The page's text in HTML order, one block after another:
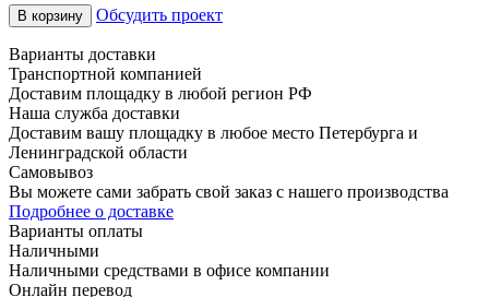
В корзину Обсудить проект
Варианты доставки
Транспортной компанией
Доставим площадку в любой регион РФ
Наша служба доставки
Доставим вашу площадку в любое место Петербурга и
Ленинградской области
Самовывоз
Вы можете сами забрать свой заказ с нашего производства
Подробнее о доставке
Варианты оплаты
Наличными
Наличными средствами в офисе компании
Онлайн перевод